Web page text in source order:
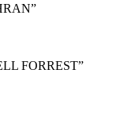
”
FORREST”